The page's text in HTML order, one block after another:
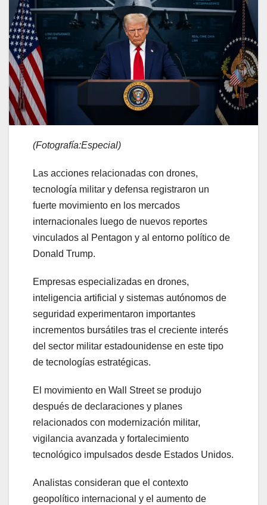
(Fotografía:Especial)
Las acciones relacionadas con drones,
tecnología militar y defensa registraron un
fuerte movimiento en los mercados
internacionales luego de nuevos reportes
vinculados al Pentagon y al entorno político de
Donald Trump.
Empresas especializadas en drones,
inteligencia artificial y sistemas autónomos de
seguridad experimentaron importantes
incrementos bursátiles tras el creciente interés
del sector militar estadounidense en este tipo
de tecnologías estratégicas.
El movimiento en Wall Street se produjo
después de declaraciones y planes
relacionados con modernización militar,
vigilancia avanzada y fortalecimiento
tecnológico impulsados desde Estados Unidos.
Analistas consideran que el contexto
geopolítico internacional y el aumento de